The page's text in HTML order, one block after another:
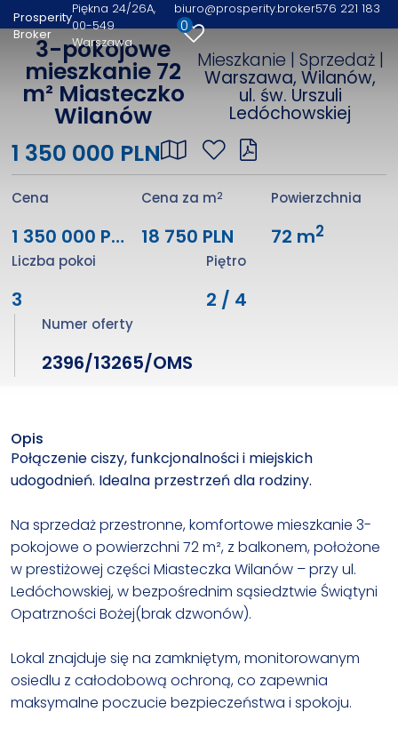
Prosperity
Broker
Piękna 24/26A
00-549
Warszawa
biuro@prosperity.broker576 221 183
0
3-pokojowe
mieszkanie 72
m² Miasteczko
Wilanów
Mieszkanie | Sprzedaż |
Warszawa, Wilanów,
ul. św. Urszuli
Ledóchowskiej
1 350 000 PLN
Cena
1 350 000 PLN
Cena za m2
18 750 PLN
Powierzchnia
72 m2
Liczba pokoi
3
Piętro
2 / 4
Numer oferty
2396/13265/OMS
Opis
Połączenie ciszy, funkcjonalności i miejskich
udogodnień. Idealna przestrzeń dla rodziny.
Na sprzedaż przestronne, komfortowe mieszkanie 3-
pokojowe o powierzchni 72 m², z balkonem, położone
w prestiżowej części Miasteczka Wilanów – przy ul.
Ledóchowskiej, w bezpośrednim sąsiedztwie Świątyni
Opatrzności Bożej(brak dzwonów).
Lokal znajduje się na zamkniętym, monitorowanym
osiedlu z całodobową ochroną, co zapewnia
maksymalne poczucie bezpieczeństwa i spokoju.